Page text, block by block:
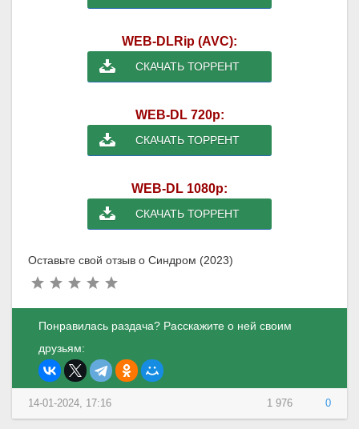
WEB-DLRip (AVC):
СКАЧАТЬ ТОРРЕНТ
WEB-DL 720p:
СКАЧАТЬ ТОРРЕНТ
WEB-DL 1080p:
СКАЧАТЬ ТОРРЕНТ
Оставьте свой отзыв о Синдром (2023)
Понравилась раздача? Расскажите о ней своим
друзьям:
1 976 0
14-01-2024, 17:16